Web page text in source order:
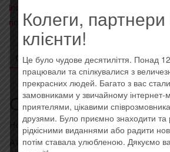
industrial
поступления
ОПИСАНИЕ ОТЗЫВЫ (0)
Описание
Новая виниловая пластинка. Штрих код:
A1. Paramore Ain’t It Fun
Колеги, партнери
клієнти!
Це було чудове десятиліття. Понад
працювали та спілкувалися з
прекрасних людей. Багато з вас
замовниками у звичайному інтернет-
приятелями, цікавими
друзями. Було приємно знаходити та
рідкісними виданнями або радити
потім ставала улюбленою. Дякуємо